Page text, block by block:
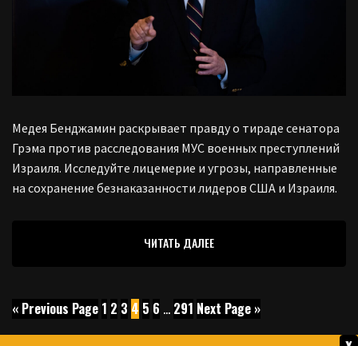
Медея Бенджамин раскрывает правду о тираде сенатора
Грэма против расследования МУС военных преступлений
Израиля. Исследуйте лицемерие и угрозы, направленные
на сохранение безнаказанности лидеров США и Израиля.
ЧИТАТЬ ДАЛЕЕ
« Previous Page 1 2 3 4 5 6 … 291 Next Page »